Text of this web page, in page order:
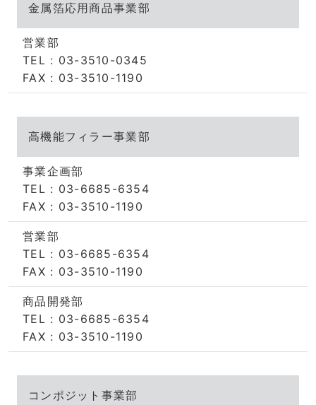
金属箔応用商品事業部
営業部
TEL : 03-3510-0345
FAX : 03-3510-1190
高機能フィラー事業部
事業企画部
TEL : 03-6685-6354
FAX : 03-3510-1190
営業部
TEL : 03-6685-6354
FAX : 03-3510-1190
商品開発部
TEL : 03-6685-6354
FAX : 03-3510-1190
コンポジット事業部